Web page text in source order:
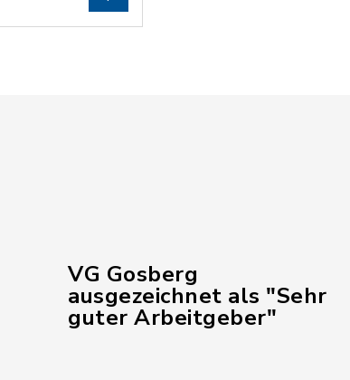
VG Gosberg
ausgezeichnet als "Sehr
guter Arbeitgeber"